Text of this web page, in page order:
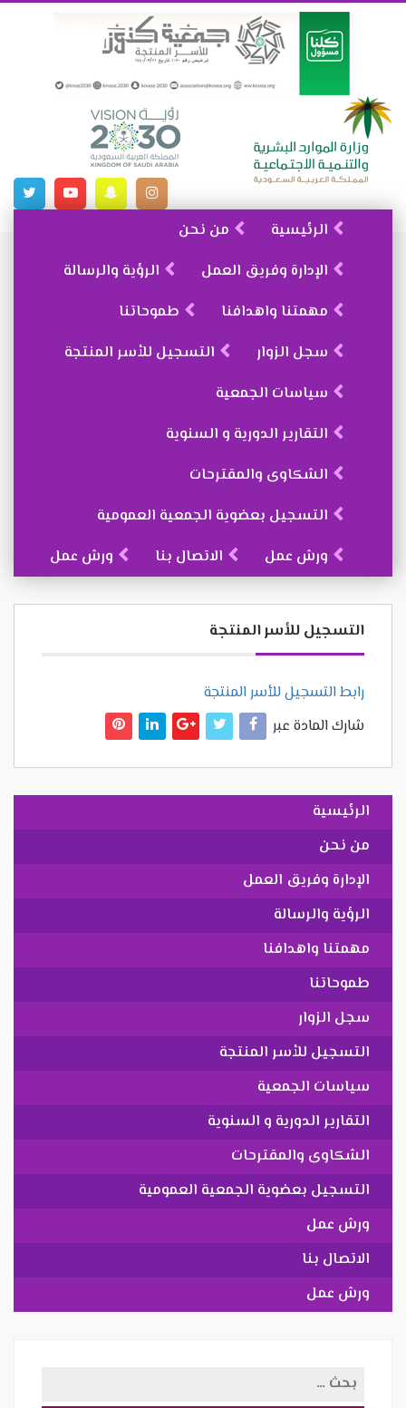
الرئيسية
من نحن
الإدارة وفريق العمل
الرؤية والرسالة
مهمتنا واهدافنا
طموحاتنا
سجل الزوار
التسجيل للأسر المنتجة
سياسات الجمعية
التقارير الدورية و السنوية
الشكاوى والمقترحات
التسجيل بعضوية الجمعية العمومية
ورش عمل
الاتصال بنا ورش عمل
التسجيل للأسر المنتجة
رابط التسجيل للأسر المنتجة
شارك المادة عبر
الرئيسية
من نحن
الإدارة وفريق العمل
الرؤية والرسالة
مهمتنا واهدافنا
طموحاتنا
سجل الزوار
التسجيل للأسر المنتجة
سياسات الجمعية
التقارير الدورية و السنوية
الشكاوى والمقترحات
التسجيل بعضوية الجمعية العمومية
ورش عمل
الاتصال بنا
ورش عمل
البحث
عن: